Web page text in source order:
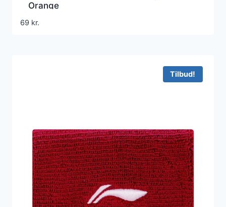
Orange
69 kr.
Tilbud!